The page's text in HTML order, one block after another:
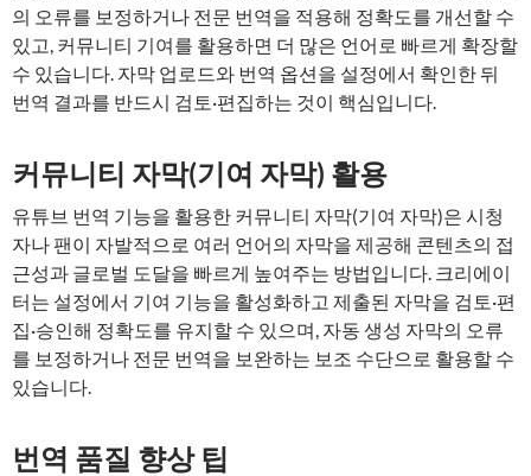
의 오류를 보정하거나 전문 번역을 적용해 정확도를 개선할 수
있고, 커뮤니티 기여를 활용하면 더 많은 언어로 빠르게 확장할
수 있습니다. 자막 업로드와 번역 옵션을 설정에서 확인한 뒤
번역 결과를 반드시 검토·편집하는 것이 핵심입니다.
커뮤니티 자막(기여 자막) 활용
유튜브 번역 기능을 활용한 커뮤니티 자막(기여 자막)은 시청
자나 팬이 자발적으로 여러 언어의 자막을 제공해 콘텐츠의 접
근성과 글로벌 도달을 빠르게 높여주는 방법입니다. 크리에이
터는 설정에서 기여 기능을 활성화하고 제출된 자막을 검토·편
집·승인해 정확도를 유지할 수 있으며, 자동 생성 자막의 오류
를 보정하거나 전문 번역을 보완하는 보조 수단으로 활용할 수
있습니다.
번역 품질 향상 팁